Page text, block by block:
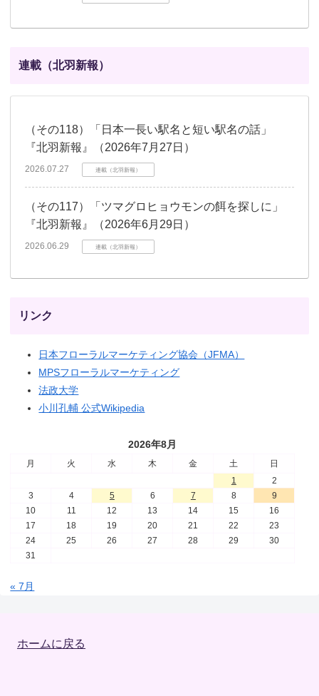
連載（北羽新報）
（その118）「日本一長い駅名と短い駅名の話」
『北羽新報』（2026年7月27日）
2026.07.27 連載（北羽新報）
（その117）「ツマグロヒョウモンの餌を探しに」
『北羽新報』（2026年6月29日）
2026.06.29 連載（北羽新報）
リンク
日本フローラルマーケティング協会（JFMA）
MPSフローラルマーケティング
法政大学
小川孔輔 公式Wikipedia
2026年8月
月 火 水 木 金 土
日
1
2
3
4 5 6 7 8
9
10
11 12 13 14 15
16
17
18 19 20 21 22
23
24
25 26 27 28 29
30
31
« 7月
ホームに戻る